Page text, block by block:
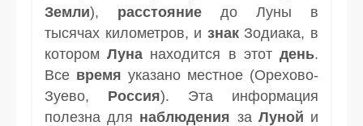
Земли), расстояние до Луны в
тысячах километров, и знакЗодиака, в
которомЛуна находится в этотдень.
Все время указано местное (Орехово-
Зуево, Россия). Эта информация
полезна для наблюдения за Луной и